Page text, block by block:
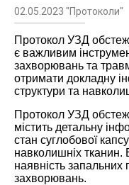
02.05.2023 "Протоколи"
Протокол УЗД
є важливим
захворювань та
отримати докладну
структури та
Протокол УЗД
містить детальну
стан суглобової
навколишніх тканин.
наявність
захворювань.